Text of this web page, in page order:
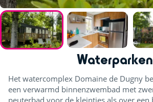
Waterparken
Het watercomplex Domaine de Dugny
een verwarmd binnenzwembad met
peuterbad voor de kleintjes als over